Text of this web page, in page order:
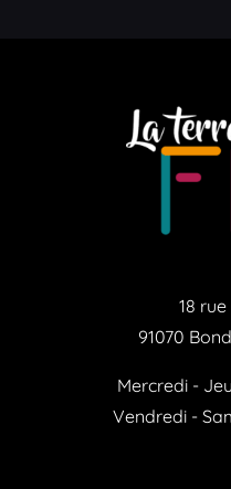
18
91070
Mercredi -
Vendredi -